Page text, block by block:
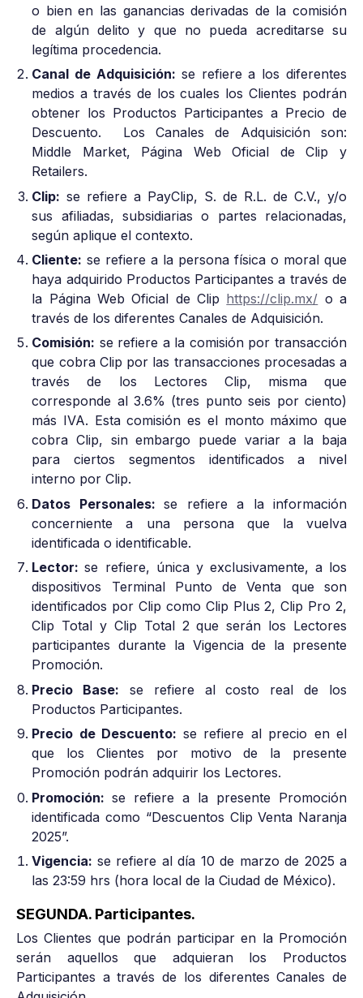
o bien en las ganancias derivadas de la comisión
de algún delito y que no pueda acreditarse su
legítima procedencia.
Canal de Adquisición: se refiere a los diferentes
medios a través de los cuales los Clientes podrán
obtener los Productos Participantes a Precio de
Descuento. Los Canales de Adquisición son:
Middle Market, Página Web Oficial de Clip y
Retailers.
Clip: se refiere a PayClip, S. de R.L. de C.V., y/o
sus afiliadas, subsidiarias o partes relacionadas,
según aplique el contexto.
Cliente: se refiere a la persona física o moral que
haya adquirido Productos Participantes a través de
la Página Web Oficial de Clip https://clip.mx/ o a
través de los diferentes Canales de Adquisición.
Comisión: se refiere a la comisión por transacción
que cobra Clip por las transacciones procesadas a
través de los Lectores Clip, misma que
corresponde al 3.6% (tres punto seis por ciento)
más IVA. Esta comisión es el monto máximo que
cobra Clip, sin embargo puede variar a la baja
para ciertos segmentos identificados a nivel
interno por Clip.
Datos Personales:se refiere a la información
concerniente a una persona que la vuelva
identificada o identificable.
Lector:se refiere, única y exclusivamente, a los
dispositivos Terminal Punto de Venta que son
identificados por Clip como Clip Plus 2, Clip Pro 2,
Clip Total y Clip Total 2 que serán los Lectores
participantes durante la Vigencia de la presente
Promoción.
Precio Base: se refiere al costo real de los
Productos Participantes.
Precio de Descuento: se refiere al precio en el
que los Clientes por motivo de la presente
Promoción podrán adquirir los Lectores.
Promoción:se refiere a la presente Promoción
identificada como “Descuentos Clip Venta Naranja
2025”.
Vigencia: se refiere al día 10 de marzo de 2025 a
las 23:59 hrs (hora local de la Ciudad de México).
SEGUNDA. Participantes.
Los Clientes que podrán participar en la Promoción
serán aquellos que adquieran los Productos
Participantes a través de los diferentes Canales de